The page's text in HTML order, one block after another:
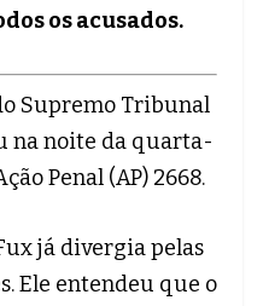
os acusados.
Supremo Tribunal
na noite da quarta-
Penal (AP) 2668.
já divergia pelas
Ele entendeu que o